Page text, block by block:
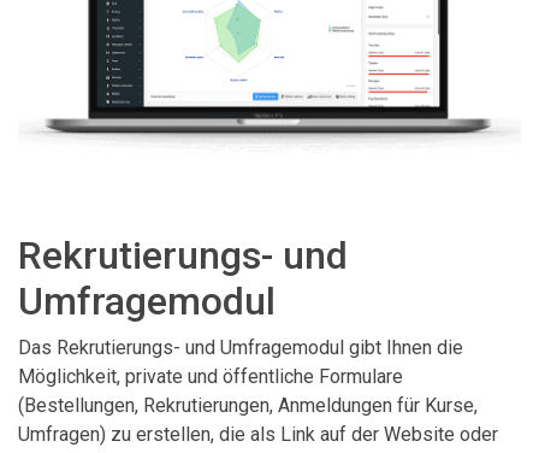
Rekrutierungs- und
Umfragemodul
Das Rekrutierungs- und Umfragemodul gibt Ihnen die
Möglichkeit, private und öffentliche Formulare
(Bestellungen, Rekrutierungen, Anmeldungen für Kurse,
Umfragen) zu erstellen, die als Link auf der Website oder